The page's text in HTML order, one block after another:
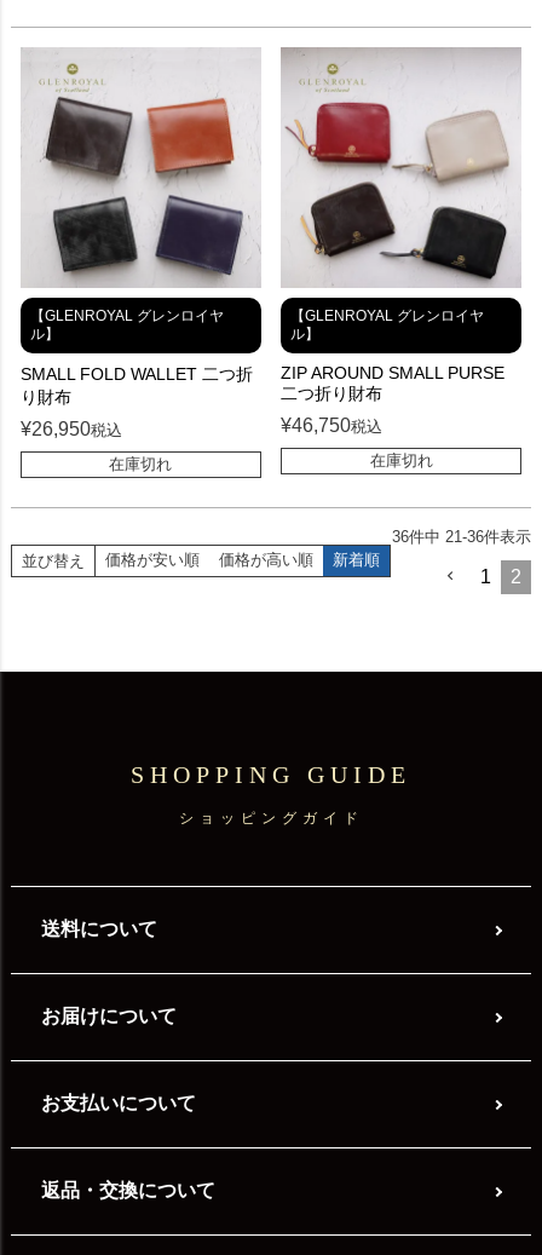
【GLENROYAL グレンロイヤ
ル】
SMALL FOLD WALLET 二つ折
り財布
¥26,950税込
在庫切れ
【GLENROYAL グレンロイヤ
ル】
ZIP AROUND SMALL PURSE
二つ折り財布
¥46,750税込
在庫切れ
並び替え 価格が安い順 価格が高い順 新着順
36件中 21-36件表示
1 2
SHOPPING GUIDE
ショッピングガイド
送料について
お届けについて
お支払いについて
返品・交換について